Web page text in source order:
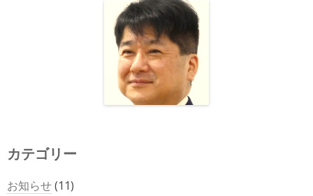
カテゴリー
お知らせ(11)